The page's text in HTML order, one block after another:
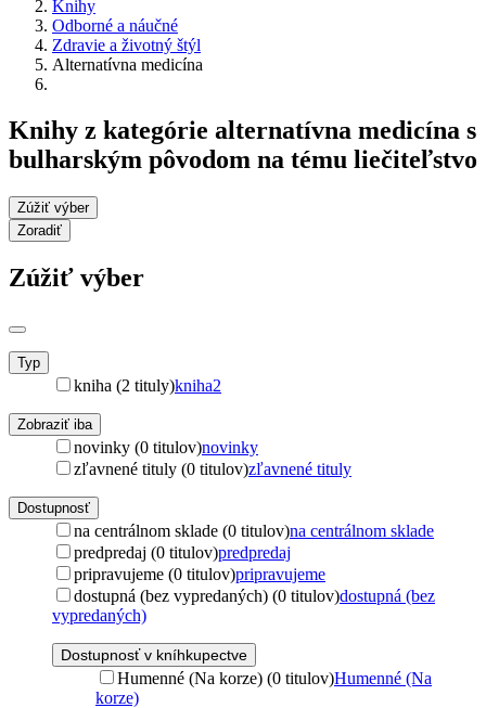
Knihy
Odborné a náučné
Zdravie a životný štýl
Alternatívna medicína
Knihy z kategórie alternatívna medicína s
bulharským pôvodom na tému liečiteľstvo
Zúžiť výber
Zoradiť
Zúžiť výber
Typ
kniha (2 tituly)kniha2
Zobraziť iba
novinky (0 titulov)novinky
zľavnené tituly (0 titulov)zľavnené tituly
Dostupnosť
na centrálnom sklade (0 titulov)na centrálnom sklade
predpredaj (0 titulov)predpredaj
pripravujeme (0 titulov)pripravujeme
dostupná (bez vypredaných) (0 titulov)dostupná (bez
vypredaných)
Dostupnosť v kníhkupectve
Humenné (Na korze) (0 titulov)Humenné (Na
korze)